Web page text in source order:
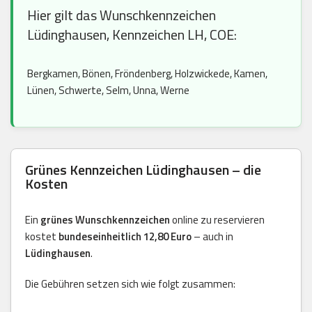
Hier gilt das Wunschkennzeichen
Lüdinghausen, Kennzeichen LH, COE:
Bergkamen, Bönen, Fröndenberg, Holzwickede, Kamen,
Lünen, Schwerte, Selm, Unna, Werne
Grünes Kennzeichen Lüdinghausen – die
Kosten
Ein grünes Wunschkennzeichenonline zu reservieren
kostet bundeseinheitlich 12,80 Euro– auch in
Lüdinghausen.
Die Gebühren setzen sich wie folgt zusammen: